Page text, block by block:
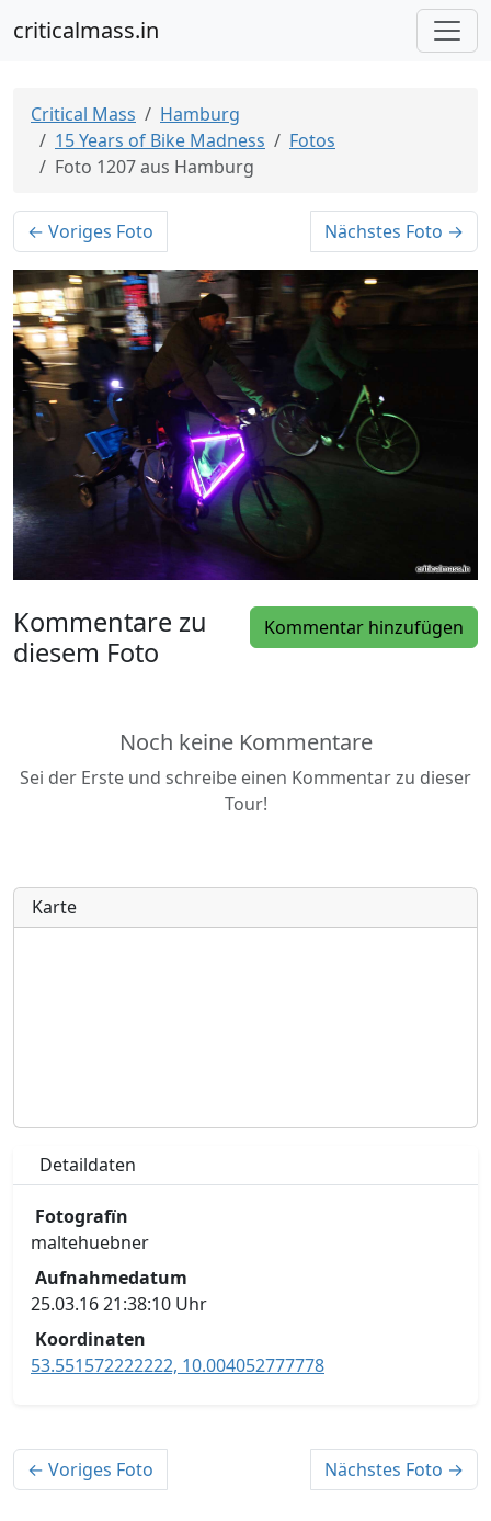
criticalmass.in
Critical Mass
Hamburg
15 Years of Bike Madness
Fotos
Foto 1207 aus Hamburg
← Voriges Foto Nächstes Foto →
Kommentar hinzufügen
Kommentare zu
diesem Foto
Noch keine Kommentare
Sei der Erste und schreibe einen Kommentar zu dieser
Tour!
Karte
Detaildaten
Fotografïn
maltehuebner
Aufnahmedatum
25.03.16 21:38:10 Uhr
Koordinaten
53.551572222222, 10.004052777778
← Voriges Foto Nächstes Foto →